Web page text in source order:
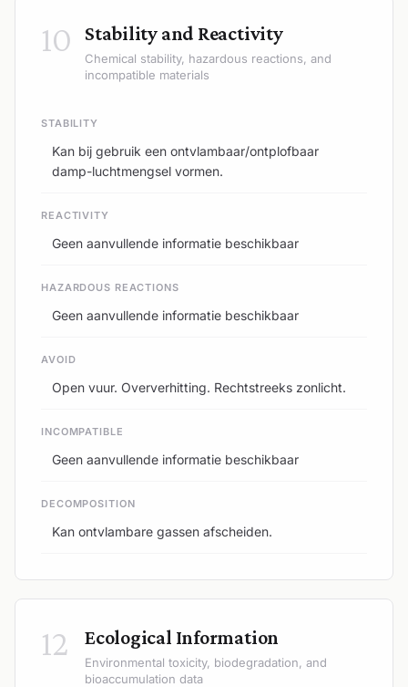
10 Stability and Reactivity
Chemical stability, hazardous reactions, and
incompatible materials
STABILITY
Kan bij gebruik een ontvlambaar/ontplofbaar
damp-luchtmengsel vormen.
REACTIVITY
Geen aanvullende informatie beschikbaar
HAZARDOUS REACTIONS
Geen aanvullende informatie beschikbaar
AVOID
Open vuur. Oververhitting. Rechtstreeks zonlicht.
INCOMPATIBLE
Geen aanvullende informatie beschikbaar
DECOMPOSITION
Kan ontvlambare gassen afscheiden.
12 Ecological Information
Environmental toxicity, biodegradation, and
bioaccumulation data